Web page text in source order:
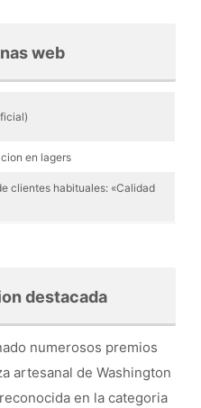
web
en lagers
clientes habituales: «Calidad
destacada
numerosos premios
artesanal de Washington
en la categoria